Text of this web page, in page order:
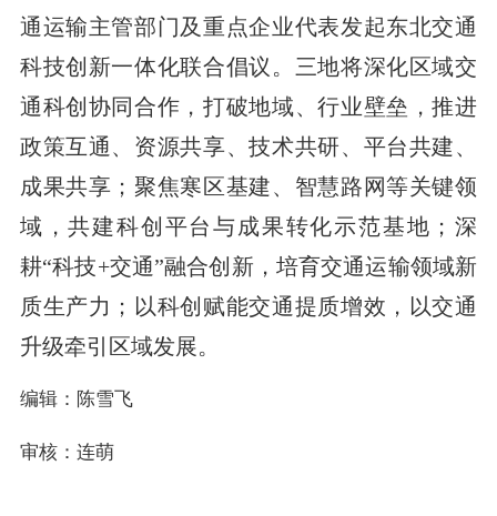
通运输主管部门及重点企业代表发起东北交通
科技创新一体化联合倡议。三地将深化区域交
通科创协同合作，打破地域、行业壁垒，推进
政策互通、资源共享、技术共研、平台共建、
成果共享；聚焦寒区基建、智慧路网等关键领
域，共建科创平台与成果转化示范基地；深
耕“科技+交通”融合创新，培育交通运输领域新
质生产力；以科创赋能交通提质增效，以交通
升级牵引区域发展。
编辑：陈雪飞
审核：连萌